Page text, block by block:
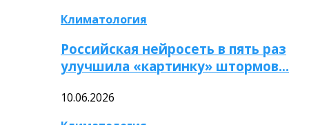
Климатология
Российская нейросеть в пять раз
улучшила «картинку» штормов…
10.06.2026